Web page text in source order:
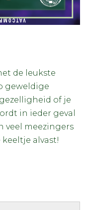
de leukste
geweldige
of je
in ieder geval
veel meezingers
alvast!